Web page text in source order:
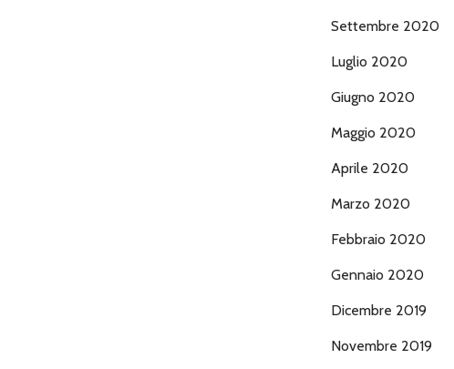
Settembre 2020
Luglio 2020
Giugno 2020
Maggio 2020
Aprile 2020
Marzo 2020
Febbraio 2020
Gennaio 2020
Dicembre 2019
Novembre 2019